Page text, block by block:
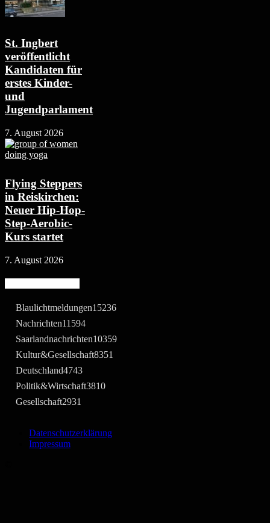
St. Ingbert
veröffentlicht
Kandidaten für
erstes Kinder-
und
Jugendparlament
7. August 2026
Flying Steppers
in Reiskirchen:
Neuer Hip-Hop-
Step-Aerobic-
Kurs startet
7. August 2026
Blaulichtmeldungen15236
Nachrichten11594
Saarlandnachrichten10359
Kultur&Gesellschaft8351
Deutschland4743
Politik&Wirtschaft3810
Gesellschaft2931
Datenschutzerklärung
Impressum